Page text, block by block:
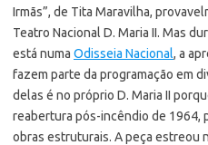
Irmãs”, de Tita Maravilha,
Teatro Nacional D. Maria II. Mas
está numa Odisseia Nacional, a
fazem parte da programação em
delas é no próprio D. Maria II
reabertura pós-incêndio de 1964,
obras estruturais. A peça estreou